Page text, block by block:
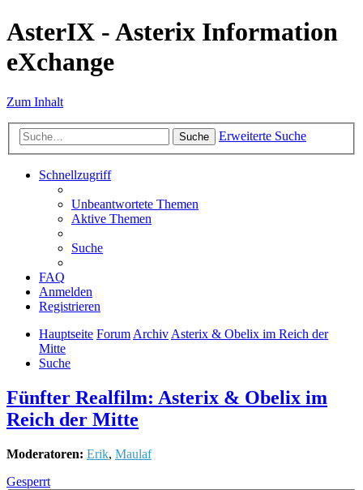
AsterIX - Asterix Information
eXchange
Zum Inhalt
Suche Erweiterte Suche
Schnellzugriff
Unbeantwortete Themen
Aktive Themen
Suche
FAQ
Anmelden
Registrieren
Hauptseite ForumArchivAsterix & Obelix im Reich der
Mitte
Suche
Fünfter Realfilm: Asterix & Obelix im
Reich der Mitte
Moderatoren: Erik, Maulaf
Gesperrt